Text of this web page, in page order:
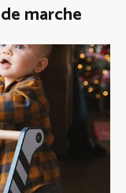
marche